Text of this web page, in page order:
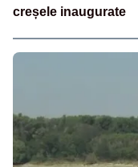
creșele inaugurate